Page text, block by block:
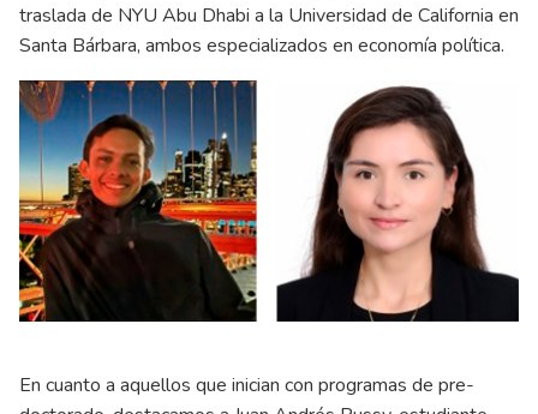
traslada de NYU Abu Dhabi a la Universidad de California en
Santa Bárbara, ambos especializados en economía política.
En cuanto a aquellos que inician con programas de pre-